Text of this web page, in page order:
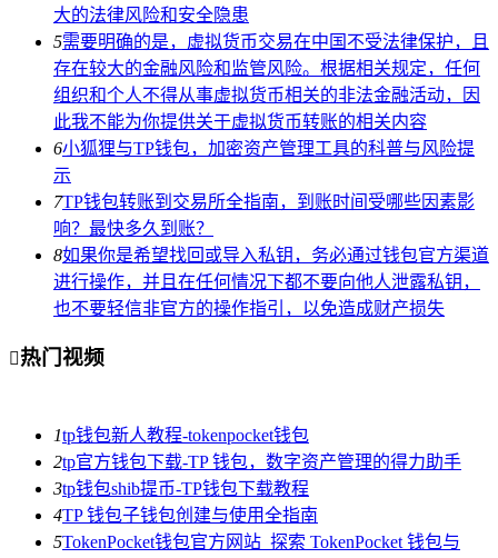
大的法律风险和安全隐患
5需要明确的是，虚拟货币交易在中国不受法律保护，且
存在较大的金融风险和监管风险。根据相关规定，任何
组织和个人不得从事虚拟货币相关的非法金融活动，因
此我不能为你提供关于虚拟货币转账的相关内容
6小狐狸与TP钱包，加密资产管理工具的科普与风险提
示
7TP钱包转账到交易所全指南，到账时间受哪些因素影
响？最快多久到账？
8如果你是希望找回或导入私钥，务必通过钱包官方渠道
进行操作，并且在任何情况下都不要向他人泄露私钥，
也不要轻信非官方的操作指引，以免造成财产损失
热门视频
1tp钱包新人教程-tokenpocket钱包
2tp官方钱包下载-TP 钱包，数字资产管理的得力助手
3tp钱包shib提币-TP钱包下载教程
4TP 钱包子钱包创建与使用全指南
5TokenPocket钱包官方网站_探索 TokenPocket 钱包与